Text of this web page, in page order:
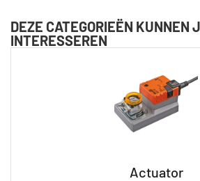
DEZE CATEGORIEËN KUNNEN
INTERESSEREN
Actuator